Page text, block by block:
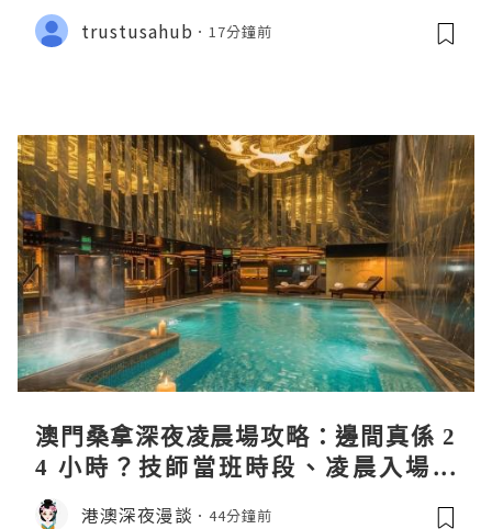
trustusahub 17分鐘前
澳門桑拿深夜凌晨場攻略：邊間真係 2
4 小時？技師當班時段、凌晨入場流
程、過夜安排一次過講清
港澳深夜漫談 44分鐘前